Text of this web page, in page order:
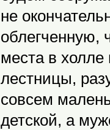
не
облегченную,
места в
лестницы,
совсем
детской, а